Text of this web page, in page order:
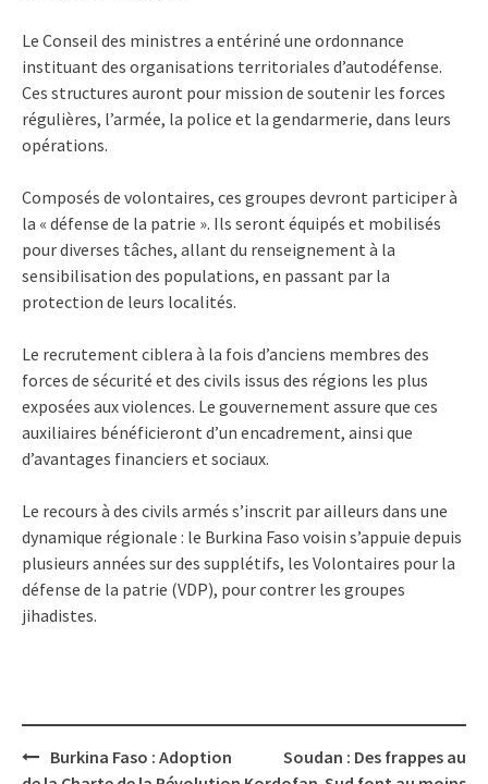
Le Conseil des ministres a entériné une ordonnance
instituant des organisations territoriales d’autodéfense.
Ces structures auront pour mission de soutenir les forces
régulières, l’armée, la police et la gendarmerie, dans leurs
opérations.
Composés de volontaires, ces groupes devront participer à
la « défense de la patrie ». Ils seront équipés et mobilisés
pour diverses tâches, allant du renseignement à la
sensibilisation des populations, en passant par la
protection de leurs localités.
Le recrutement ciblera à la fois d’anciens membres des
forces de sécurité et des civils issus des régions les plus
exposées aux violences. Le gouvernement assure que ces
auxiliaires bénéficieront d’un encadrement, ainsi que
d’avantages financiers et sociaux.
Le recours à des civils armés s’inscrit par ailleurs dans une
dynamique régionale : le Burkina Faso voisin s’appuie depuis
plusieurs années sur des supplétifs, les Volontaires pour la
défense de la patrie (VDP), pour contrer les groupes
jihadistes.
Post
navigation
Burkina Faso : Adoption
Soudan : Des frappes au